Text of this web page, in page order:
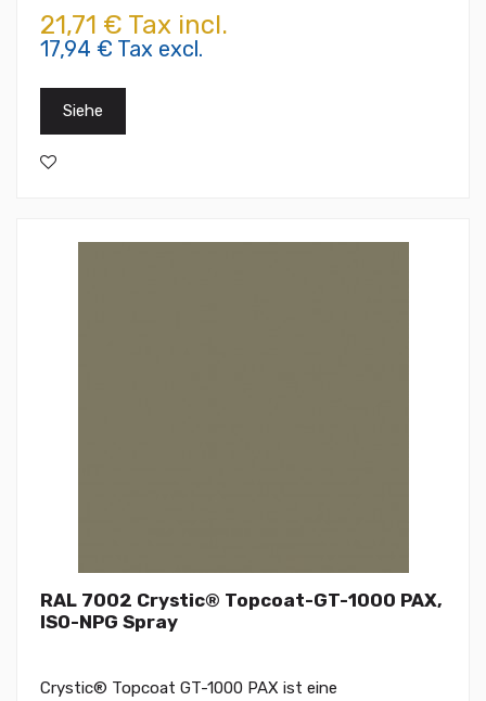
21,71 € Tax incl.
17,94 € Tax excl.
Siehe
RAL 7002 Crystic® Topcoat-GT-1000 PAX,
ISO-NPG Spray
Crystic® Topcoat GT-1000 PAX ist eine